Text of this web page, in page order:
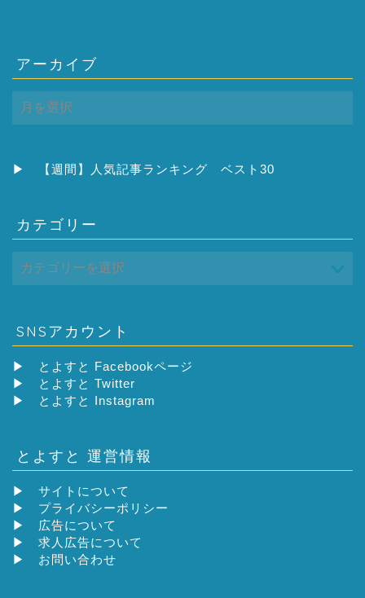
アーカイブ
ア
ー
ブ
▶ 【週間】人気記事ランキング ベスト30
カテゴリー
SNSアカウント
▶
とよすと Facebookページ
▶
とよすと Twitter
▶
とよすと Instagram
とよすと 運営情報
▶ サイトについて
▶ プライバシーポリシー
▶ 広告について
▶ 求人広告について
▶ お問い合わせ